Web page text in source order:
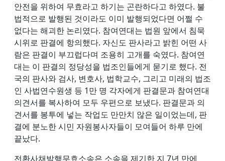
안전을 위하여 무효라고 하기는 곤란하다고 하였다. 불
법적으로 발행된 것이라도 이미 발행되었다면 어쩔 수
없다는 해괴한 논리였다. 참여연대는 법원 앞에서 침묵
시위로 판결에 항의했다. 자신도 판사라고 밝힌 어떤 사
람은 판결이 부끄럽다며 조용히 고개를 숙였다. 참여연
대는 이 판결의 정당성을 법조인들에게 묻기로 했다. 전
국의 판사와 검사, 변호사, 법학교수, 그리고 미래의 법조
인 사법연수원생 등 1만 명 각자에게 판결문과 참여연대
의견서를 복사하여 모두 우편으로 보냈다. 판결문과 의
견서를 봉투에 넣는 작업도 만만치 않은 일이었는데, 판
결에 분노한 시민 자원봉사자들이 모여들어 하루 만에
끝났다.
전환사채발행무효소송은 소송을 제기한 지 7년 만에